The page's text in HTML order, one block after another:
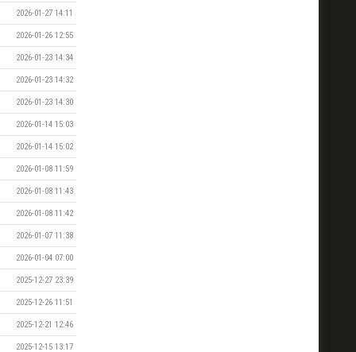
2026-01-27 14:11
2026-01-26 12:55
2026-01-23 14:34
2026-01-23 14:32
2026-01-23 14:30
2026-01-14 15:03
2026-01-14 15:02
2026-01-08 11:59
2026-01-08 11:43
2026-01-08 11:42
2026-01-07 11:38
2026-01-04 07:00
2025-12-27 23:39
2025-12-26 11:51
2025-12-21 12:46
2025-12-15 13:17